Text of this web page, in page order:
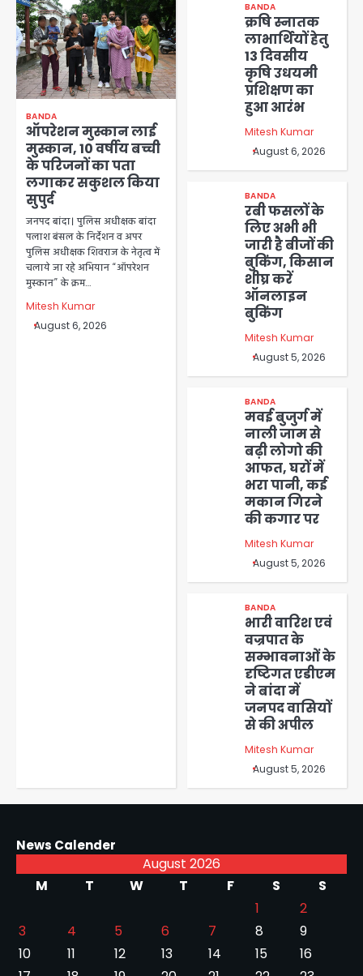
BANDA
ऑपरेशन मुस्कान लाई
मुस्कान, 10 वर्षीय बच्ची
के परिजनों का पता
लगाकर सकुशल किया
सुपुर्द
जनपद बांदा। पुलिस अधीक्षक बांदा
पलाश बंसल के निर्देशन व अपर
पुलिस अधीक्षक शिवराज के नेतृत्व में
चलाये जा रहे अभियान “ऑपरेशन
मुस्कान” के क्रम…
Mitesh Kumar
August 6, 2026
BANDA
क्रषि स्नातक
लाभार्थियों हेतु
13 दिवसीय
कृषि उधयमी
प्रशिक्षण का
हुआ आरंभ
Mitesh Kumar
August 6, 2026
BANDA
रबी फसलों के
लिए अभी भी
जारी है बीजों की
बुकिंग, किसान
शीघ्र करें
ऑनलाइन
बुकिंग
Mitesh Kumar
August 5, 2026
BANDA
मवई बुजुर्ग में
नाली जाम से
बढ़ी लोगो की
आफत, घरों में
भरा पानी, कई
मकान गिरने
की कगार पर
Mitesh Kumar
August 5, 2026
BANDA
भारी वारिश एवं
वज्रपात के
सम्भावनाओं के
दृष्टिगत एडीएम
ने बांदा में
जनपद वासियों
से की अपील
Mitesh Kumar
August 5, 2026
News Calender
August 2026
M
T W T F S
S
1
2
3
4 5 6 7 8
9
10
11 12 13 14 15
16